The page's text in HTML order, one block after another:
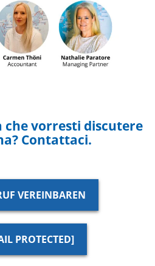
che vorresti discutere
Contattaci.
VEREINBAREN
PROTECTED]